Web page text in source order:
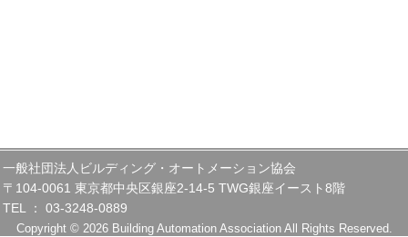
一般社団法人ビルディング・オートメーション協会
〒104-0061 東京都中央区銀座2-14-5 TWG銀座イースト8階
TEL ： 03-3248-0889
Copyright © 2026 Building Automation Association All Rights Reserved.